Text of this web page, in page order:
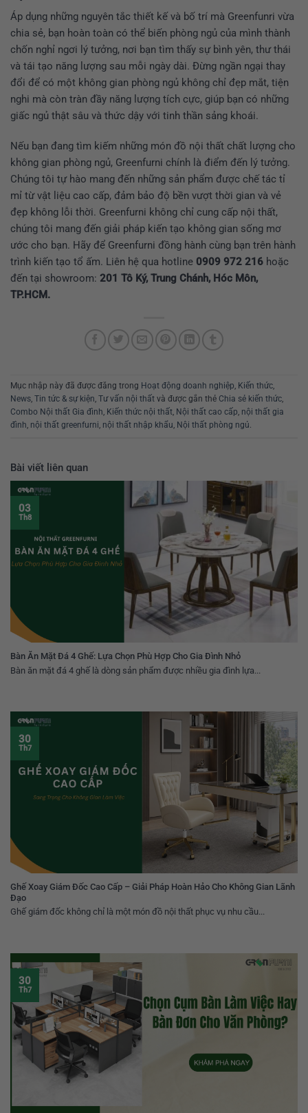
Áp dụng những nguyên tắc thiết kế và bố trí mà Greenfunri vừa
chia sẻ, bạn hoàn toàn có thể biến phòng ngủ của mình thành
chốn nghỉ ngơi lý tưởng, nơi bạn tìm thấy sự bình yên, thư thái
và tái tạo năng lượng sau mỗi ngày dài. Đừng ngần ngại thay
đổi để có một không gian phòng ngủ không chỉ đẹp mắt, tiện
nghi mà còn tràn đầy năng lượng tích cực, giúp bạn có những
giấc ngủ thật sâu và thức dậy với tinh thần sảng khoái.
Nếu bạn đang tìm kiếm những món đồ nội thất chất lượng cho
không gian phòng ngủ, Greenfurni chính là điểm đến lý tưởng.
Chúng tôi tự hào mang đến những sản phẩm được chế tác tỉ
mỉ từ vật liệu cao cấp, đảm bảo độ bền vượt thời gian và vẻ
đẹp không lỗi thời. Greenfurni không chỉ cung cấp nội thất,
chúng tôi mang đến giải pháp kiến tạo không gian sống mơ
ước cho bạn. Hãy để Greenfurni đồng hành cùng bạn trên hành
trình kiến tạo tổ ấm. Liên hệ qua hotline 0909 972 216 hoặc
đến tại showroom: 201 Tô Ký, Trung Chánh, Hóc Môn,
TP.HCM.
Mục nhập này đã được đăng trong Hoạt động doanh nghiệp, Kiến thức,
News, Tin tức & sự kiện, Tư vấn nội thất và được gắn thẻ Chia sẻ kiến thức,
Combo Nội thất Gia đình, Kiến thức nội thất, Nội thất cao cấp, nội thất gia
đình, nội thất greenfurni, nội thất nhập khẩu, Nội thất phòng ngủ.
Bài viết liên quan
Bàn Ăn Mặt Đá 4 Ghế: Lựa Chọn Phù Hợp Cho Gia Đình Nhỏ
Bàn ăn mặt đá 4 ghế là dòng sản phẩm được nhiều gia đình lựa...
03
Th8
Ghế Xoay Giám Đốc Cao Cấp – Giải Pháp Hoàn Hảo Cho Không Gian Lãnh
Đạo
Ghế giám đốc không chỉ là một món đồ nội thất phục vụ nhu cầu...
30
Th7
30
Th7